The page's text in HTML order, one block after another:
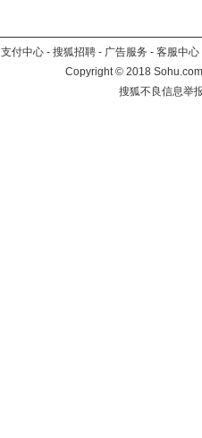
支付中心 - 搜狐招聘 - 广告服务 - 客服中心
Copyright©2018
搜狐不良信息举